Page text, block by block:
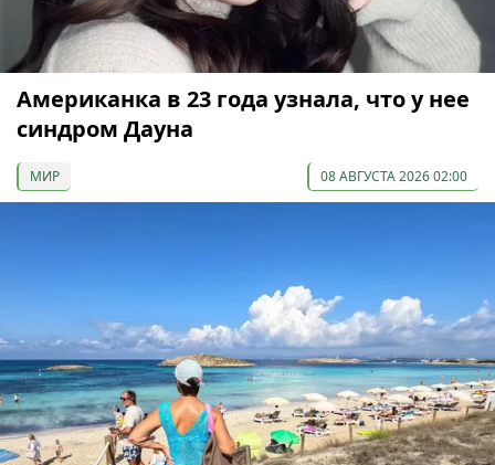
Американка в 23 года узнала, что у нее
синдром Дауна
МИР 08 АВГУСТА 2026 02:00